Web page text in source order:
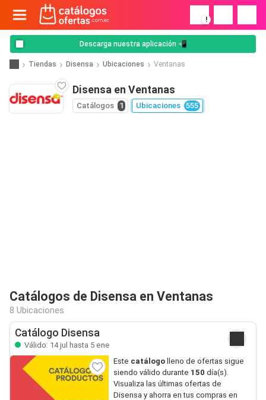
!
Descarga nuestra aplicación 📲
Tiendas Disensa Ubicaciones Ventanas
Disensa en Ventanas
Catálogos 1 Ubicaciones 555
Catálogos de Disensa en Ventanas
8 Ubicaciones
Catálogo Disensa
Válido: 14 jul hasta 5 ene
Este catálogo lleno de ofertas sigue
siendo válido durante 150 día(s).
Visualiza las últimas ofertas de
Disensa y ahorra en tus compras en